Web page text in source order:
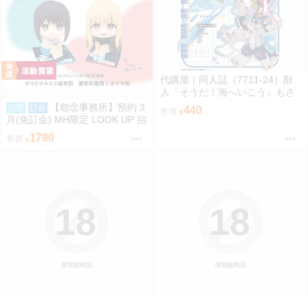
預購 訂金
【怨念事務所】預約 3
月(免訂金) MH限定 LOOK UP 抬
頭 超時空輝耀姬 輝耀&酒寄彩葉
套組附特典 0816
售價 1790
代購屋｜同人誌（7711-24）獸
人『そうだ！海へいこう』もさ
パラレルワールド
售價 440
限制級商品
18
限制級商品
18